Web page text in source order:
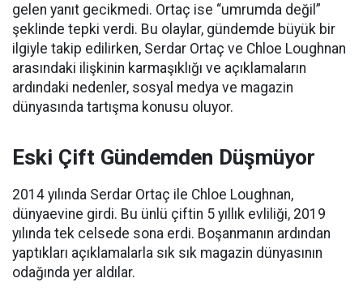
gelen yanıt gecikmedi. Ortaç ise “umrumda değil”
şeklinde tepki verdi. Bu olaylar, gündemde büyük bir
ilgiyle takip edilirken, Serdar Ortaç ve Chloe Loughnan
arasındaki ilişkinin karmaşıklığı ve açıklamaların
ardındaki nedenler, sosyal medya ve magazin
dünyasında tartışma konusu oluyor.
Eski Çift Gündemden Düşmüyor
2014 yılında Serdar Ortaç ile Chloe Loughnan,
dünyaevine girdi. Bu ünlü çiftin 5 yıllık evliliği, 2019
yılında tek celsede sona erdi. Boşanmanın ardından
yaptıkları açıklamalarla sık sık magazin dünyasının
odağında yer aldılar.